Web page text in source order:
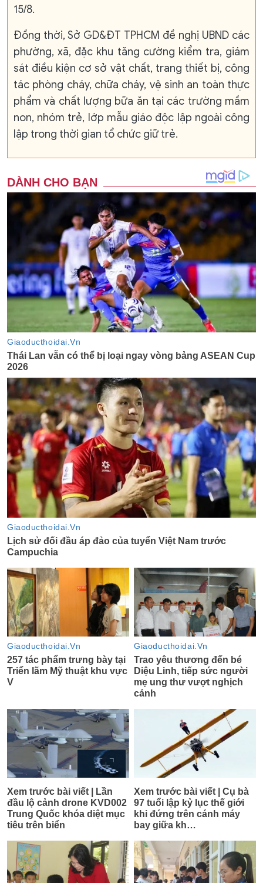
15/8.
Đồng thời, Sở GD&ĐT TPHCM đề nghị UBND các
phường, xã, đặc khu tăng cường kiểm tra, giám
sát điều kiện cơ sở vật chất, trang thiết bị, công
tác phòng cháy, chữa cháy, vệ sinh an toàn thực
phẩm và chất lượng bữa ăn tại các trường mầm
non, nhóm trẻ, lớp mẫu giáo độc lập ngoài công
lập trong thời gian tổ chức giữ trẻ.